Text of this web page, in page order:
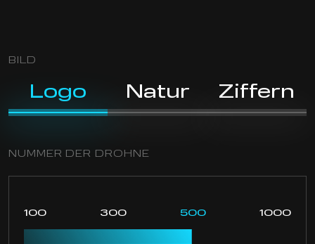
BILD
Logo Natur Ziffern
NUMMER DER DROHNE
100 300 500 1000